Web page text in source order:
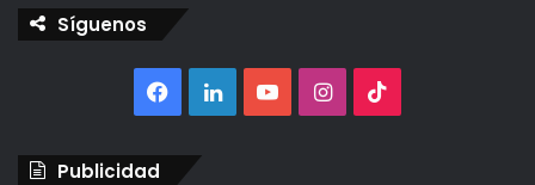
Síguenos
Facebook
LinkedInYouTubeInstagram
Publicidad